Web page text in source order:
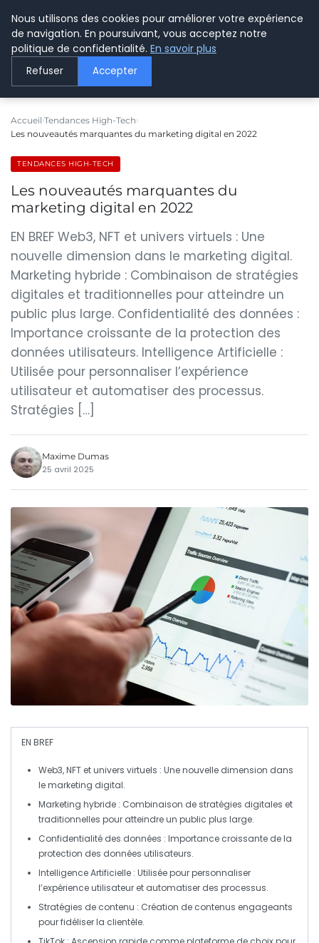
LE WEBMARKETING
Accueil Tendances High-Tech
Les nouveautés marquantes du marketing digital en 2022
TENDANCES HIGH-TECH
Les nouveautés marquantes du
marketing digital en 2022
EN BREF Web3, NFT et univers virtuels : Une
nouvelle dimension dans le marketing digital.
Marketing hybride : Combinaison de stratégies
digitales et traditionnelles pour atteindre un
public plus large. Confidentialité des données :
Importance croissante de la protection des
données utilisateurs. Intelligence Artificielle :
Utilisée pour personnaliser l’expérience
utilisateur et automatiser des processus.
Stratégies […]
Maxime Dumas
25 avril 2025
EN BREF
Web3,NFT etunivers virtuels : Une nouvelle dimension dans
le marketing digital.
Marketing hybride : Combinaison de stratégies digitales et
traditionnelles pour atteindre un public plus large.
Confidentialité des données : Importance croissante de la
protection des données utilisateurs.
Intelligence Artificielle : Utilisée pour personnaliser
l’expérience utilisateur et automatiser des processus.
Stratégies de contenu : Création de contenus engageants
pour fidéliser la clientèle.
Nous utilisons des cookies pour améliorer votre expérience
de navigation. En poursuivant, vous acceptez notre
politique de confidentialité. En savoir plus
Refuser Accepter